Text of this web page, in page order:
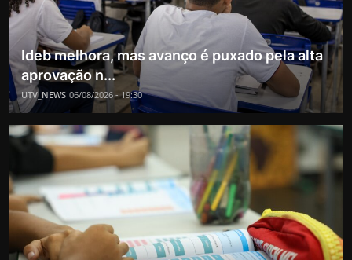
Ideb melhora, mas avanço é puxado pela alta
aprovação n...
UTV_NEWS 06/08/2026 - 19:30